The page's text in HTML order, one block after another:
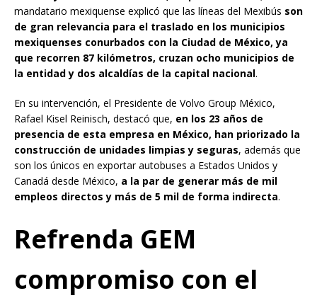
mandatario mexiquense explicó que las líneas del Mexibús son
de gran relevancia para el traslado en los municipios
mexiquenses conurbados con la Ciudad de México, ya
que recorren 87 kilómetros, cruzan ocho municipios de
la entidad y dos alcaldías de la capital nacional.
En su intervención, el Presidente de Volvo Group México,
Rafael Kisel Reinisch, destacó que, en los 23 años de
presencia de esta empresa en México, han priorizado la
construcción de unidades limpias y seguras, además que
son los únicos en exportar autobuses a Estados Unidos y
Canadá desde México, a la par de generar más de mil
empleos directos y más de 5 mil de forma indirecta.
Refrenda GEM
compromiso con el